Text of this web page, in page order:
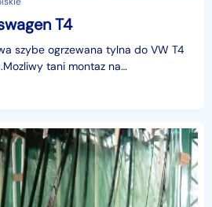
T4
szybe ogrzewana tylna do VW T4
szyb zadzwon ,zpytaj.Wystawiam